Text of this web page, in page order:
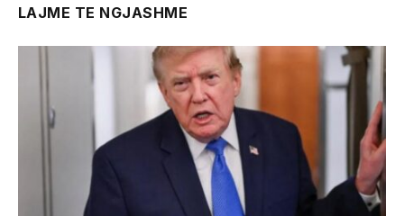
LAJME TE NGJASHME